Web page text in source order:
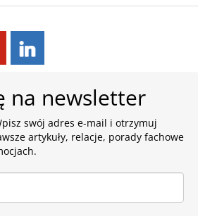
na newsletter
swój adres e-mail i otrzymuj
artykuły, relacje, porady fachowe